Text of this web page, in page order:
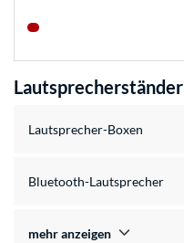
Lautsprecherständer
Lautsprecher-Boxen
Bluetooth-Lautsprecher
mehr anzeigen